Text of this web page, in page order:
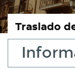
Traslado